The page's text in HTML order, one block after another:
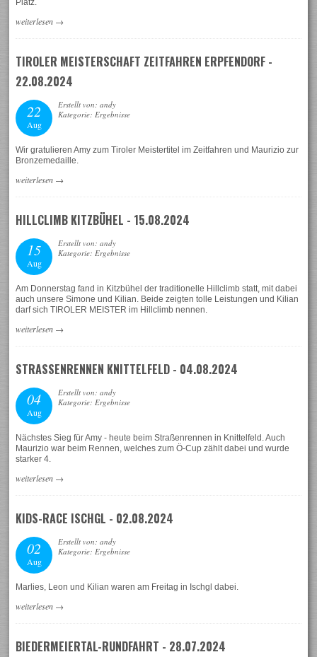
Platz.
weiterlesen →
TIROLER MEISTERSCHAFT ZEITFAHREN ERPFENDORF -
22.08.2024
22
Aug
Erstellt von: andy
Kategorie: Ergebnisse
Wir gratulieren Amy zum Tiroler Meistertitel im Zeitfahren und Maurizio zur
Bronzemedaille.
weiterlesen →
HILLCLIMB KITZBÜHEL - 15.08.2024
15
Aug
Erstellt von: andy
Kategorie: Ergebnisse
Am Donnerstag fand in Kitzbühel der traditionelle Hillclimb statt, mit dabei
auch unsere Simone und Kilian. Beide zeigten tolle Leistungen und Kilian
darf sich TIROLER MEISTER im Hillclimb nennen.
weiterlesen →
STRASSENRENNEN KNITTELFELD - 04.08.2024
04
Aug
Erstellt von: andy
Kategorie: Ergebnisse
Nächstes Sieg für Amy - heute beim Straßenrennen in Knittelfeld. Auch
Maurizio war beim Rennen, welches zum Ö-Cup zählt dabei und wurde
starker 4.
weiterlesen →
KIDS-RACE ISCHGL - 02.08.2024
02
Aug
Erstellt von: andy
Kategorie: Ergebnisse
Marlies, Leon und Kilian waren am Freitag in Ischgl dabei.
weiterlesen →
BIEDERMEIERTAL-RUNDFAHRT - 28.07.2024